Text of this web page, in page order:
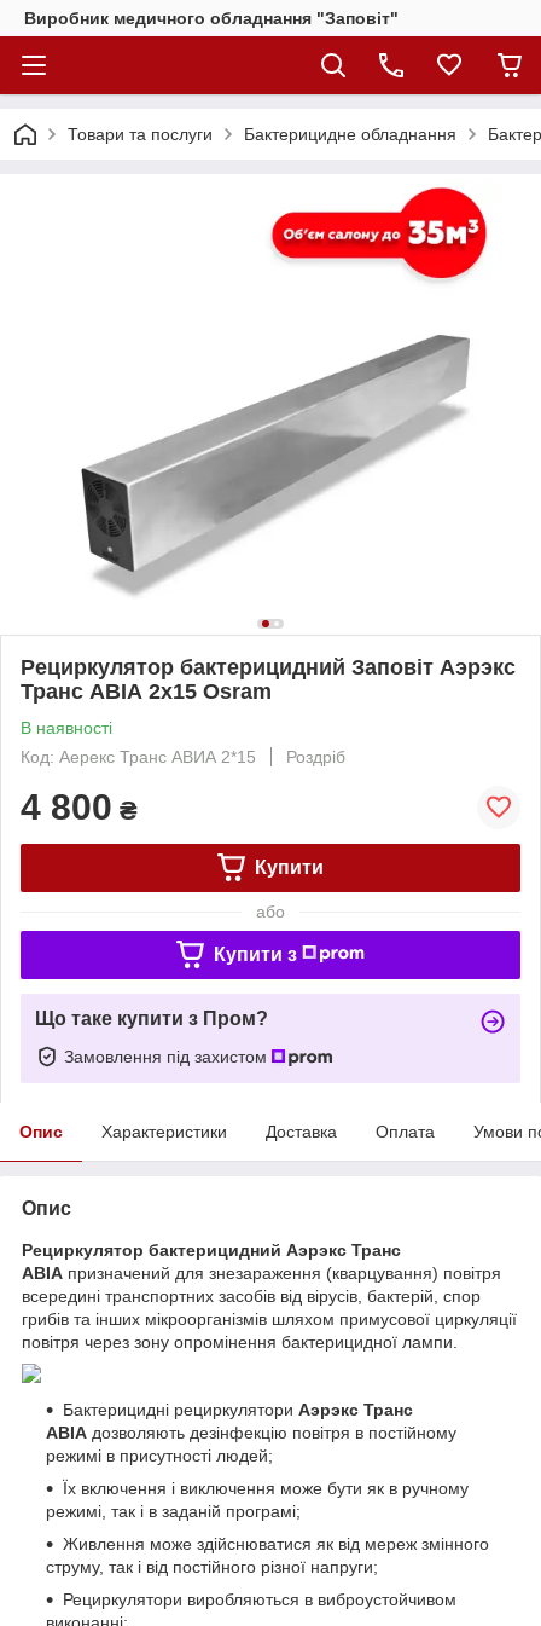
Виробник медичного обладнання "Заповіт"
Товари та послуги Бактерицидне обладнання
Рециркулятор бактерицидний Заповіт Аэрэкс
Транс АВІА 2x15 Osram
В наявності
Код: Аерекс Транс АВИА 2*15
Роздріб
4 800 ₴
Купити
або
Купити з
Що таке купити з Пром?
Замовлення під захистом
Опис Характеристики Доставка Оплата Умови
Опис
Рециркулятор бактерицидний Аэрэкс Транс
АВІА призначений для знезараження (кварцування) повітря
всередині транспортних засобів від вірусів, бактерій, спор
грибів та інших мікроорганізмів шляхом примусової циркуляції
повітря через зону опромінення бактерицидної лампи.
Бактерицидні рециркулятори Аэрэкс Транс
АВІА дозволяють дезінфекцію повітря в постійному
режимі в присутності людей;
Їх включення і виключення може бути як в ручному
режимі, так і в заданій програмі;
Живлення може здійснюватися як від мереж змінного
струму, так і від постійного різної напруги;
Рециркулятори виробляються в виброустойчивом
виконанні;